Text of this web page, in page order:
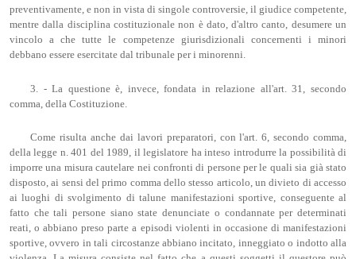
preventivamente, e non in vista di singole controversie, il giudice competente,
mentre dalla disciplina costituzionale non è dato, d'altro canto, desumere un
vincolo a che tutte le competenze giurisdizionali concernenti i minori
debbano essere esercitate dal tribunale per i minorenni.
3. - La questione è, invece, fondata in relazione all'art. 31, secondo
comma, della Costituzione.
Come risulta anche dai lavori preparatori, con l'art. 6, secondo comma,
della legge n. 401 del 1989, il legislatore ha inteso introdurre la possibilità di
imporre una misura cautelare nei confronti di persone per le quali sia già stato
disposto, ai sensi del primo comma dello stesso articolo, un divieto di accesso
ai luoghi di svolgimento di talune manifestazioni sportive, conseguente al
fatto che tali persone siano state denunciate o condannate per determinati
reati, o abbiano preso parte a episodi violenti in occasione di manifestazioni
sportive, ovvero in tali circostanze abbiano incitato, inneggiato o indotto alla